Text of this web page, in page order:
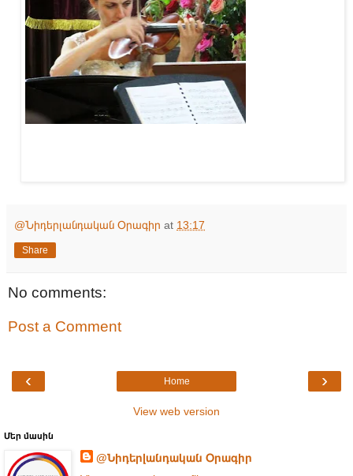
@Նիդերլանդական Օրագիր at 13:17
Share
No comments:
Post a Comment
‹ ›
Home
View web version
Մեր մասին
@Նիդերլանդական Օրագիր